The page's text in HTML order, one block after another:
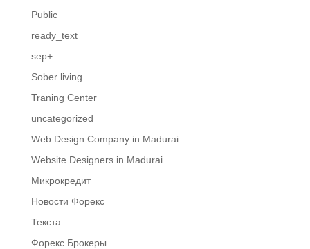
Public
ready_text
sep+
Sober living
Traning Center
uncategorized
Web Design Company in Madurai
Website Designers in Madurai
Микрокредит
Новости Форекс
Текста
Форекс Брокеры